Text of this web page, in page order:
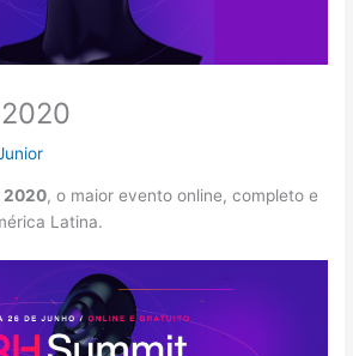
2020, o maior evento online, completo e
Latina.